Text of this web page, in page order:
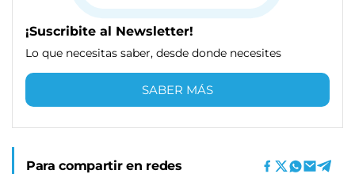
¡Suscribite al Newsletter!
Lo que necesitas saber, desde donde necesites
SABER MÁS
Para compartir en redes